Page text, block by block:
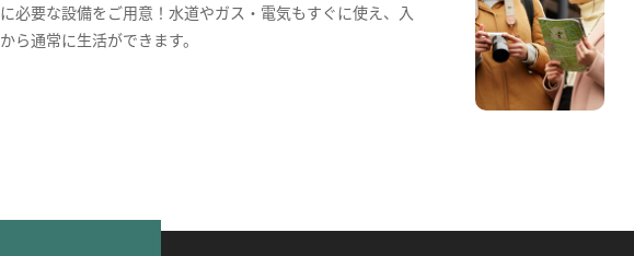
必要な設備をご用意！水道やガス・電気もすぐに使え、入
ら通常に生活ができます。